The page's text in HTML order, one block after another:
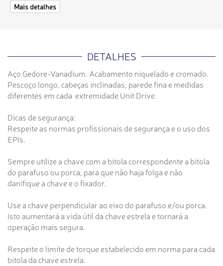
Mais detalhes
DETALHES
Aço Gedore-Vanadium. Acabamento niquelado e cromado.
Pescoço longo, cabeças inclinadas, parede fina e medidas
diferentes em cada extremidade Unit Drive.
Dicas de segurança:
Respeite as normas profissionais de segurança e o uso dos
EPIs.
Sempre utilize a chave com a bitola correspondente a bitola
do parafuso ou porca, para que não haja folga e não
danifique a chave e o fixador.
Use a chave perpendicular ao eixo do parafuso e/ou porca.
Isto aumentará a vida útil da chave estrela e tornará a
operação mais segura.
Respeite o limite de torque estabelecido em norma para cada
bitola da chave estrela.